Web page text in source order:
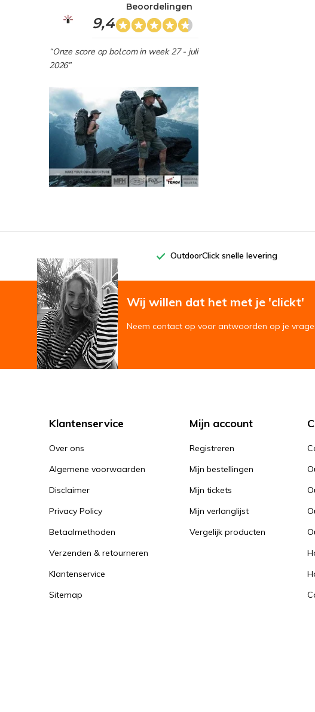
9,4
Beoordelingen
“Onze score op bol.com in week 27 - juli
2026”
OutdoorClick snelle levering
Wij willen dat het met je 'clickt'
Neem contact op voor antwoorden op je
Klantenservice
Over ons
Algemene voorwaarden
Disclaimer
Privacy Policy
Betaalmethoden
Verzenden & retourneren
Klantenservice
Sitemap
Mijn account
Registreren
Mijn bestellingen
Mijn tickets
Mijn verlanglijst
Vergelijk producten